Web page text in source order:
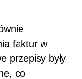
faktur w
przepisy były
co